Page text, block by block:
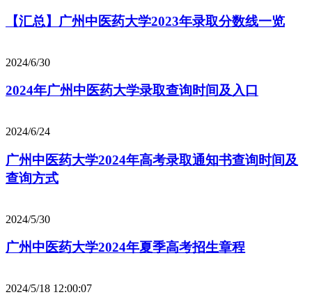
【汇总】广州中医药大学2023年录取分数线一览
2024/6/30
2024年广州中医药大学录取查询时间及入口
2024/6/24
广州中医药大学2024年高考录取通知书查询时间及
查询方式
2024/5/30
广州中医药大学2024年夏季高考招生章程
2024/5/18 12:00:07